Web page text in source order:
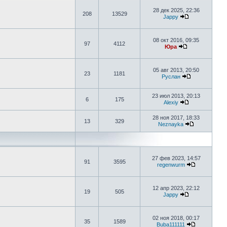
208 13529
28 дек 2025, 22:36
Jappy
97 4112
08 окт 2016, 09:35
Юра
23 1181
05 авг 2013, 20:50
Руслан
6 175
23 июл 2013, 20:13
Alexiy
13 329
28 ноя 2017, 18:33
Neznayka
91 3595
27 фев 2023, 14:57
regenwurm
19 505
12 апр 2023, 22:12
Jappy
35 1589
02 ноя 2018, 00:17
Buba111111